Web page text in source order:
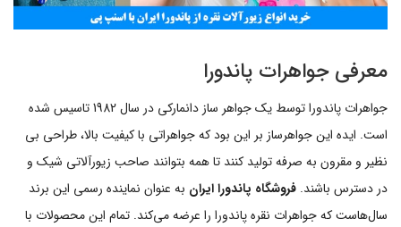
معرفی جواهرات پاندورا
جواهرات پاندورا توسط یک جواهر ساز دانمارکی در سال 1982 تاسیس شده
است. ایده این جواهرساز بر این بود که جواهراتی با کیفیت بالا، طراحی بی
نظیر و مقرون به صرفه تولید کنند تا همه بتوانند صاحب زیورآلاتی شیک و
در دسترس باشند. فروشگاه پاندورا ایران به عنوان نماینده رسمی این برند
سال‌هاست که جواهرات نقره پاندورا را عرضه می‌کند. تمام این محصولات با